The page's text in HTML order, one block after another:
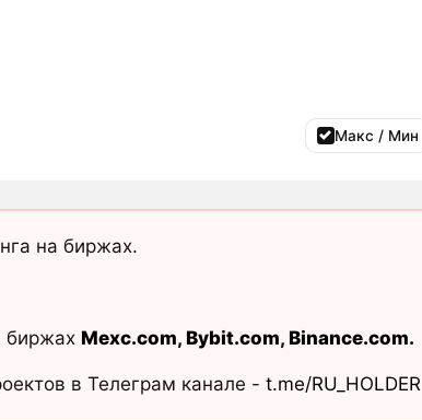
Макс / Мин
на биржах.
биржах Mexc.com, Bybit.com, Binance.com.
в Телеграм канале - t.me/RU_HOLDER